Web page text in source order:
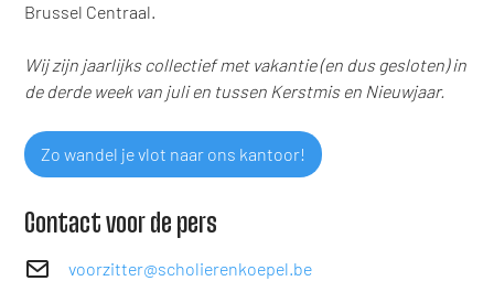
Brussel Centraal.
Wij zijn jaarlijks collectief met vakantie (en dus gesloten) in
de derde week van juli en tussen Kerstmis en Nieuwjaar.
Zo wandel je vlot naar ons kantoor!
Contact voor de pers
voorzitter@scholierenkoepel.be